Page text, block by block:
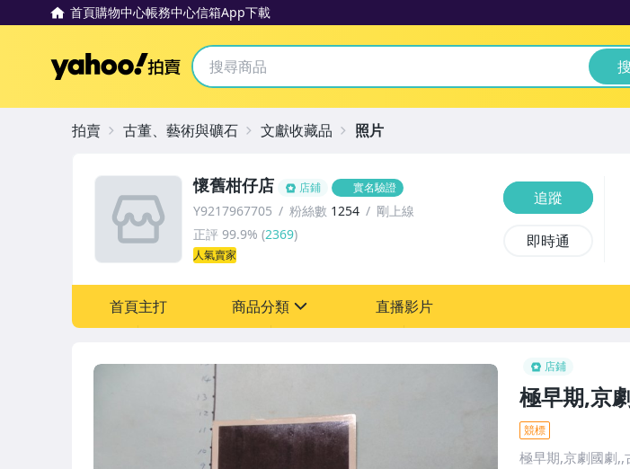
首頁購物中心帳務中心信箱App下載
Yahoo拍賣
店鋪
極早期,京
競標
極早期,京劇國劇
懷舊柑仔店 店鋪 實名驗證
Y9217967705 粉絲數 1254
剛上線
正評 99.9% (2369)
人氣賣家
追蹤
即時通
首頁主打 商品分類 直播影片
拍賣 古董、藝術與礦石 文獻收藏品 照片